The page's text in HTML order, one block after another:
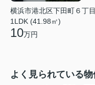
横浜市港北区下田町６丁目
1LDK (41.98㎡)
10万円
よく見られている物